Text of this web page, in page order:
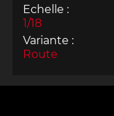
Echelle :
1/18
Variante :
Route